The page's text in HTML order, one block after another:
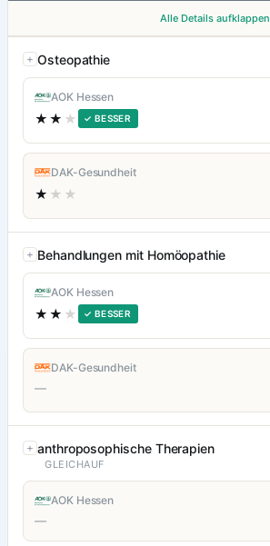
Alle Details aufklappen
Osteopathie
AOK Hessen
★★ ★ ✓ BESSER
DAK-Gesundheit
★ ★★
Behandlungen mit Homöopathie
AOK Hessen
★★ ★ ✓ BESSER
DAK-Gesundheit
—
anthroposophische Therapien
GLEICHAUF
AOK Hessen
—